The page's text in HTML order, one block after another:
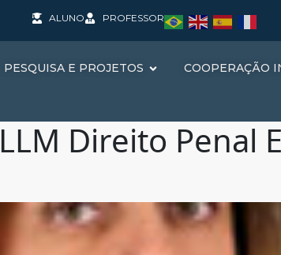
ALUNO PROFESSOR
PESQUISA E PROJETOS COOPERAÇÃO
LLM Direito Penal